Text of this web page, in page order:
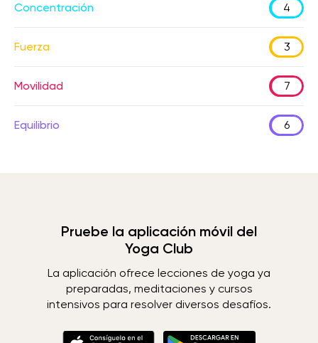
Concentración 4
Fuerza 3
Movilidad 7
Equilibrio 6
Pruebe la aplicación móvil del
Yoga Club
La aplicación ofrece lecciones de yoga ya
preparadas, meditaciones y cursos
intensivos para resolver diversos desafíos.